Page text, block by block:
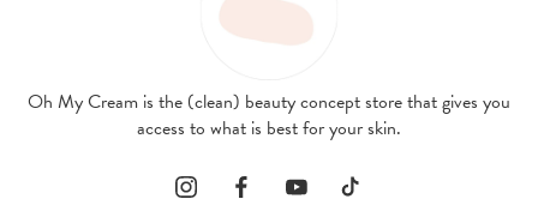
Oh My Cream is the (clean) beauty concept store that gives you
access to what is best for your skin.